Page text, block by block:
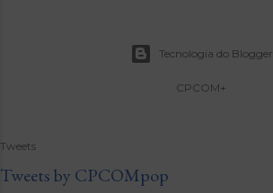
Tecnologia do Blogger
CPCOM+
Tweets
Tweets by CPCOMpop